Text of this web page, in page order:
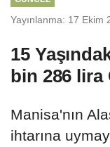
Yayınlanma: 17 Ekim
15
bin 286 lira
Manisa'nın
ihtarına